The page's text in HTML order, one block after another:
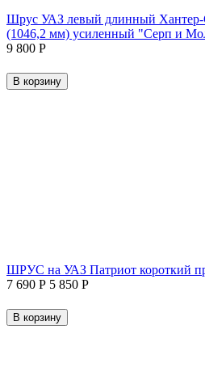
Шрус УАЗ левый длинный Хантер-
(1046,2 мм) усиленный "Серп и
9 800 Р
В корзину
ШРУС на УАЗ Патриот
7 690 Р 5 850 Р
В корзину